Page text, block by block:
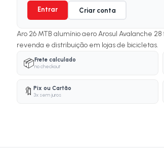
Entrar Criar conta
Aro 26 MTB alumínio aero Arosul Avalanche
revenda e distribuição em lojas de bicicletas.
📦Frete calculado
no checkout
🔖 Pix ou Cartão
3x sem juros